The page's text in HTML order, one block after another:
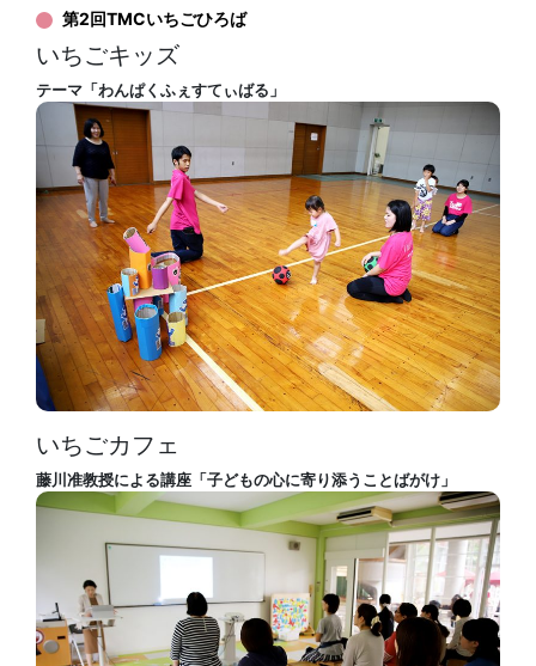
第2回TMCいちごひろば
いちごキッズ
テーマ「わんぱくふぇすてぃばる」
いちごカフェ
藤川准教授による講座「子どもの心に寄り添うことばがけ」